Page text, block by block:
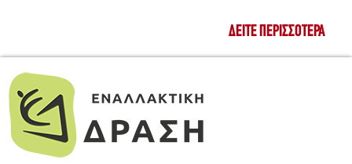
ΔΕΊΤΕ ΠΕΡΙΣΣΌΤΕΡΑ